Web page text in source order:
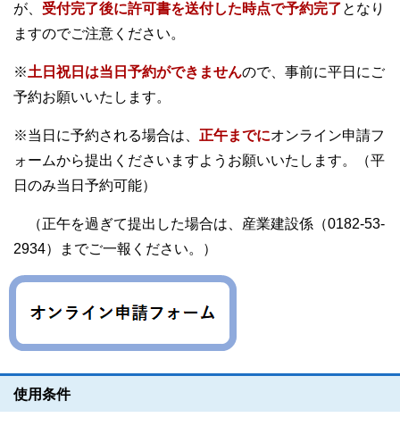
が、 受付完了後に許可書を送付した時点で予約完了となり
ますのでご注意ください。
※土日祝日は当日予約ができませんので、事前に平日にご
予約お願いいたします。
※当日に予約される場合は、 正午までにオンライン申請フ
ォームから提出くださいますようお願いいたします。（平
日のみ当日予約可能）
（正午を過ぎて提出した場合は、産業建設係（0182-53-
2934）までご一報ください。）
使用条件